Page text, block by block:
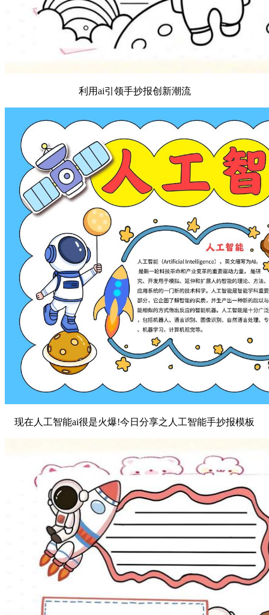
利用ai引领手抄报创新潮流
现在人工智能ai很是火爆!今日分享之人工智能手抄报模板